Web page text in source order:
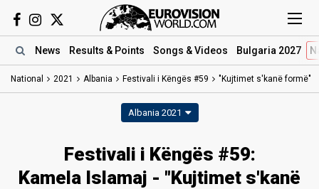
News Results & Points Songs & Videos Bulgaria 2027
National 2021 Albania Festivali i Këngës #59 "Kujtimet s'kanë formë"
Albania 2021
Festivali i Këngës #59:
Kamela Islamaj - "Kujtimet s'kanë